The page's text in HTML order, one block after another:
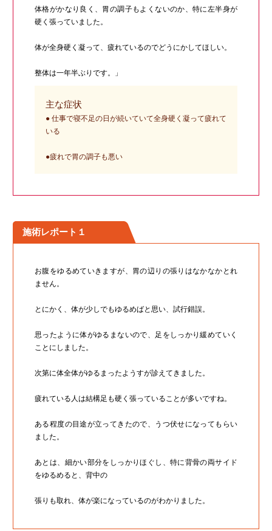
体格がかなり良く、胃の調子もよくないのか、特に左半身が
硬く張っていました。
体が全身硬く凝って、疲れているのでどうにかしてほしい。
整体は一年半ぶりです。」
主な症状
● 仕事で寝不足の日が続いていて全身硬く凝って疲れて
いる
●疲れで胃の調子も悪い
施術レポート１
お腹をゆるめていきますが、胃の辺りの張りはなかなかとれ
ません。
とにかく、体が少しでもゆるめばと思い、試行錯誤。
思ったように体がゆるまないので、足をしっかり緩めていく
ことにしました。
次第に体全体がゆるまったようすが診えてきました。
疲れている人は結構足も硬く張っていることが多いですね。
ある程度の目途が立ってきたので、うつ伏せになってもらい
ました。
あとは、細かい部分をしっかりほぐし、特に背骨の両サイド
をゆるめると、背中の
張りも取れ、体が楽になっているのがわかりました。